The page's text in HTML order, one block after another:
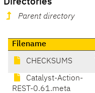
Parent directory
Filename
CHECKSUMS
Catalyst-Action-
REST-0.61.meta